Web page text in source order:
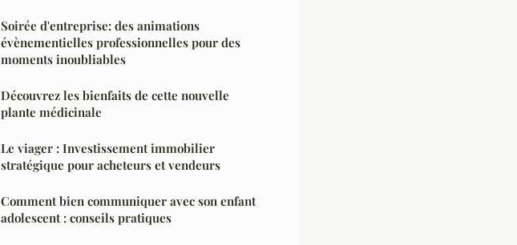
Soirée d'entreprise: des animations
évènementielles professionnelles pour des
moments inoubliables
Découvrez les bienfaits de cette nouvelle
plante médicinale
Le viager : Investissement immobilier
stratégique pour acheteurs et vendeurs
Comment bien communiquer avec son enfant
adolescent : conseils pratiques